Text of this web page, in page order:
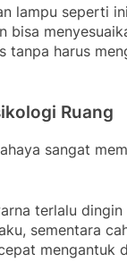
lampu seperti
bisa
tanpa harus
Ruang
sangat
terlalu
sementara
mengantuk